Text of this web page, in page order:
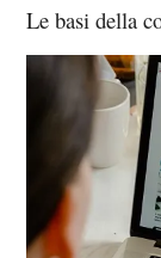
Le basi della